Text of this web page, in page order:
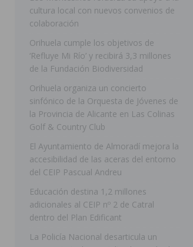
[ 07/08/2026 ] La Generalitat
[ 07/08/2026 ] Benferri ya se
Bigastro se viste
[ 07/08/2026 ] Rojales clausura
[ 08/08/2026 ] Controlado un
[ 08/08/2026 ] Benferri da
[ 07/08/2026 ]
cultura local con nuevos convenios de
colaboración
Orihuela cumple los objetivos de
‘Refluye Mi Río’ y recibirá 3,3 millones
de la Fundación Biodiversidad
Orihuela organiza un concierto
sinfónico de la Orquesta de Jóvenes de
la Provincia de Alicante en Las Colinas
Golf & Country Club
El Ayuntamiento de Almoradí mejora la
accesibilidad de las aceras del entorno
del CEIP Pascual Andreu
Educación destina 1,2 millones
adicionales al CEIP nº 2 de Catral
dentro del Plan Edificant
La Policía Nacional desarticula un